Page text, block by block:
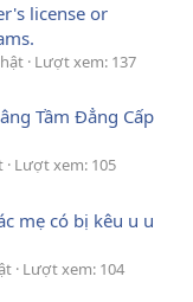
license or
Lượt xem: 137
Tầm Đẳng Cấp
Lượt xem: 105
mẹ có bị kêu u u
Lượt xem: 104